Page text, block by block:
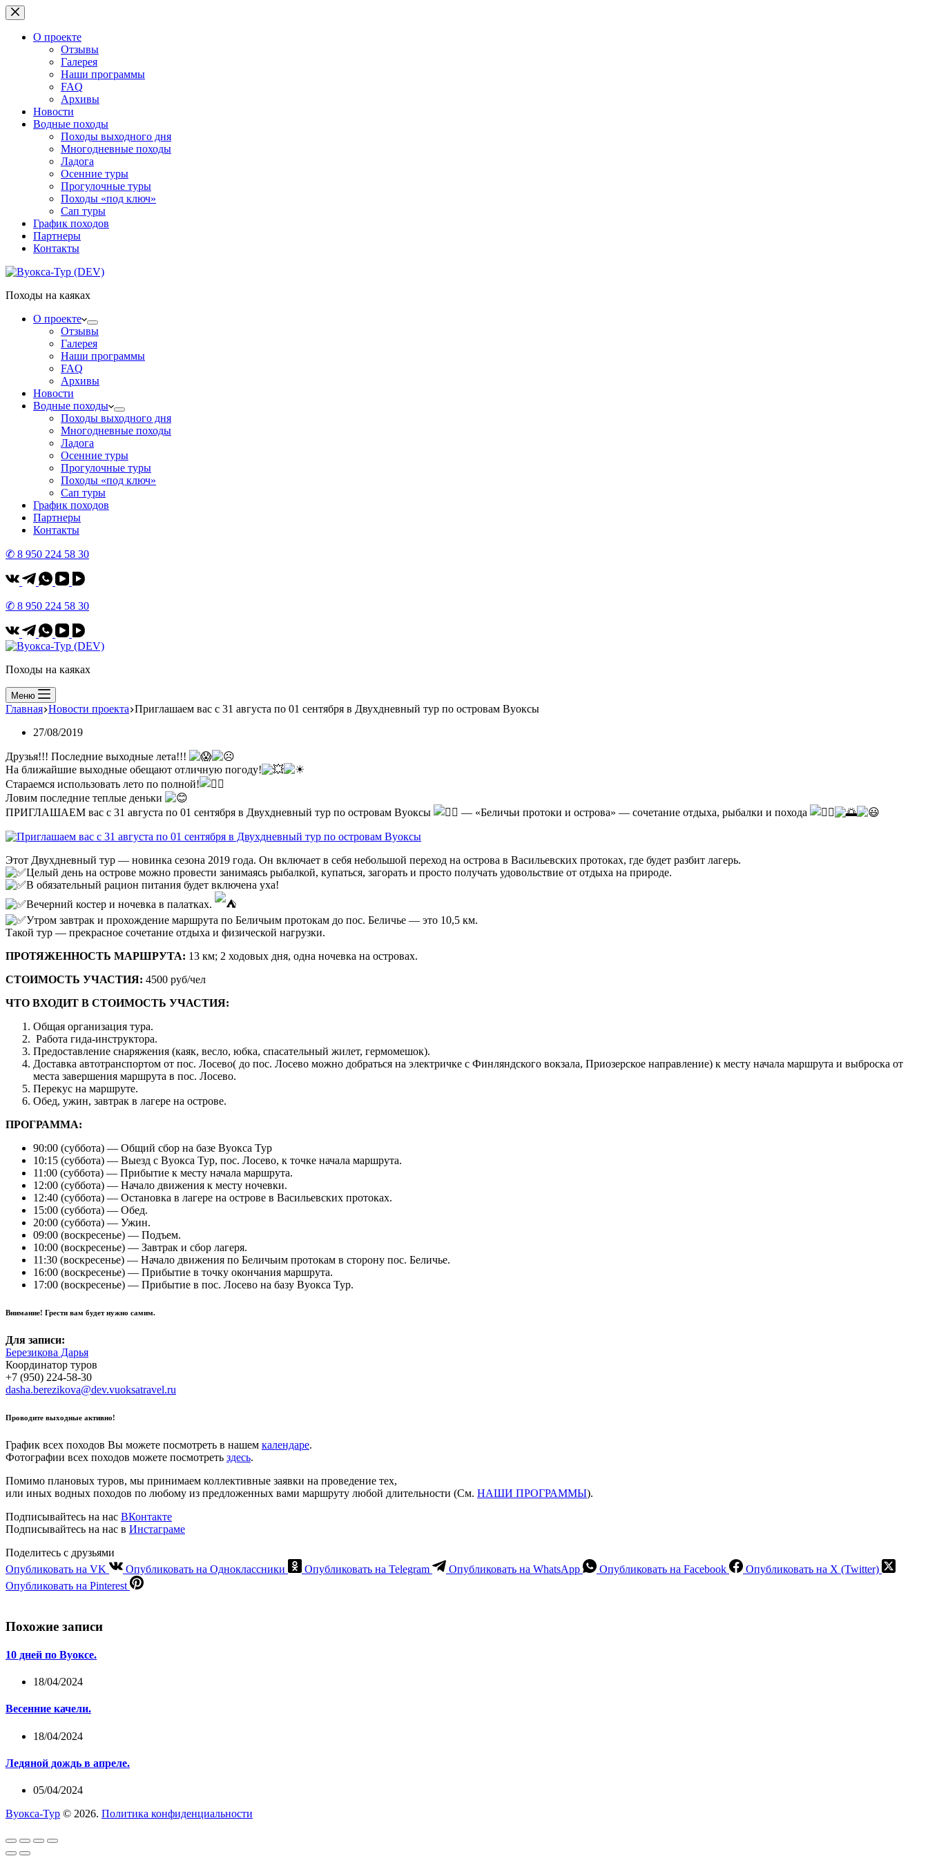
Перейти
к
сути
О проекте
Отзывы
Галерея
Наши программы
FAQ
Архивы
Новости
Водные походы
Походы выходного дня
Многодневные походы
Ладога
Осенние туры
Прогулочные туры
Походы «под ключ»
Сап туры
График походов
Партнеры
Контакты
Походы на каяках
О проекте
Отзывы
Галерея
Наши программы
FAQ
Архивы
Новости
Водные походы
Походы выходного дня
Многодневные походы
Ладога
Осенние туры
Прогулочные туры
Походы «под ключ»
Сап туры
График походов
Партнеры
Контакты
✆ 8 950 224 58 30
✆ 8 950 224 58 30
Походы на каяках
Меню
Главная Новости проекта Приглашаем вас с 31 августа по 01 сентября в Двухдневный тур по островам Вуоксы
27/08/2019
Друзья!!! Последние выходные лета!!!
На ближайшие выходные обещают отличную погоду!
Стараемся использовать лето по полной!
Ловим последние теплые деньки
ПРИГЛАШАЕМ вас с 31 августа по 01 сентября в Двухдневный тур по островам Вуоксы
— «Беличьи протоки и острова» — сочетание отдыха, рыбалки и похода
Этот Двухдневный тур — новинка сезона 2019 года. Он включает в себя небольшой переход на острова в Васильевских протоках, где будет разбит лагерь.
Целый день на острове можно провести занимаясь рыбалкой, купаться, загорать и просто получать удовольствие от отдыха на природе.
В обязательный рацион питания будет включена уха!
Вечерний костер и ночевка в палатках.
Утром завтрак и прохождение маршрута по Беличьим протокам до пос. Беличье — это 10,5 км.
Такой тур — прекрасное сочетание отдыха и физической нагрузки.
ПРОТЯЖЕННОСТЬ МАРШРУТА: 13 км; 2 ходовых дня, одна ночевка на островах.
СТОИМОСТЬ УЧАСТИЯ: 4500 руб/чел
ЧТО ВХОДИТ В СТОИМОСТЬ УЧАСТИЯ:
Общая организация тура.
Работа гида-инструктора.
Предоставление снаряжения (каяк, весло, юбка, спасательный жилет, гермомешок).
Доставка автотранспортом от пос. Лосево( до пос. Лосево можно добраться на электричке с Финляндского вокзала, Приозерское направление) к месту начала маршрута и выброска от
места завершения маршрута в пос. Лосево.
Перекус на маршруте.
Обед, ужин, завтрак в лагере на острове.
ПРОГРАММА:
90:00 (суббота) — Общий сбор на базе Вуокса Тур
10:15 (суббота) — Выезд с Вуокса Тур, пос. Лосево, к точке начала маршрута.
11:00 (суббота) — Прибытие к месту начала маршрута.
12:00 (суббота) — Начало движения к месту ночевки.
12:40 (суббота) — Остановка в лагере на острове в Васильевских протоках.
15:00 (суббота) — Обед.
20:00 (суббота) — Ужин.
09:00 (воскресенье) — Подъем.
10:00 (воскресенье) — Завтрак и сбор лагеря.
11:30 (воскресенье) — Начало движения по Беличьим протокам в сторону пос. Беличье.
16:00 (воскресенье) — Прибытие в точку окончания маршрута.
17:00 (воскресенье) — Прибытие в пос. Лосево на базу Вуокса Тур.
Внимание! Грести вам будет нужно самим.
Для записи:
Березикова Дарья
Координатор туров
+7 (950) 224-58-30
dasha.berezikova@dev.vuoksatravel.ru
Проводите выходные активно!
График всех походов Вы можете посмотреть в нашем календаре.
Фотографии всех походов можете посмотреть здесь.
Помимо плановых туров, мы принимаем коллективные заявки на проведение тех,
или иных водных походов по любому из предложенных вами маршруту любой длительности (См. НАШИ ПРОГРАММЫ).
Подписывайтесь на нас ВКонтакте
Подписывайтесь на нас в Инстаграме
Поделитесь с друзьями
Опубликовать на VK
Опубликовать на Одноклассники Опубликовать на Telegram Опубликовать на WhatsApp Опубликовать на Facebook
Опубликовать на X (Twitter)
Опубликовать на Pinterest
Похожие записи
10 дней по Вуоксе.
18/04/2024
Весенние качели.
18/04/2024
Ледяной дождь в апреле.
05/04/2024
Вуокса-Тур © 2026. Политика конфиденциальности